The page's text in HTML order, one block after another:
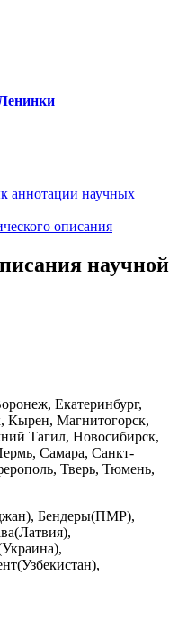
аннотации научных
описания
научной
Екатеринбург,
Кырен, Магнитогорск,
Тагил, Новосибирск,
Самара, Санкт-
Тверь, Тюмень,
Бендеры(ПМР),